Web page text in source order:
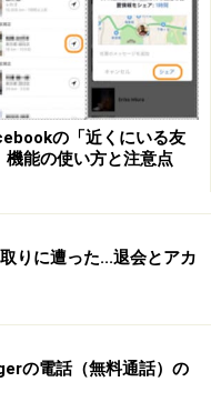
ま「(y)」となってし
と察してあげましょ
表示されてしまう
の「近くにいる友
機能の使い方と注意点
りに遭った...退会とアカ
の電話（無料通話）の